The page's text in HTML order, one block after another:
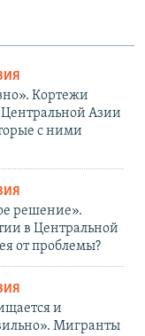
Кортежи
Азии
с ними
решение».
в Центральной
от проблемы?
и
Мигранты